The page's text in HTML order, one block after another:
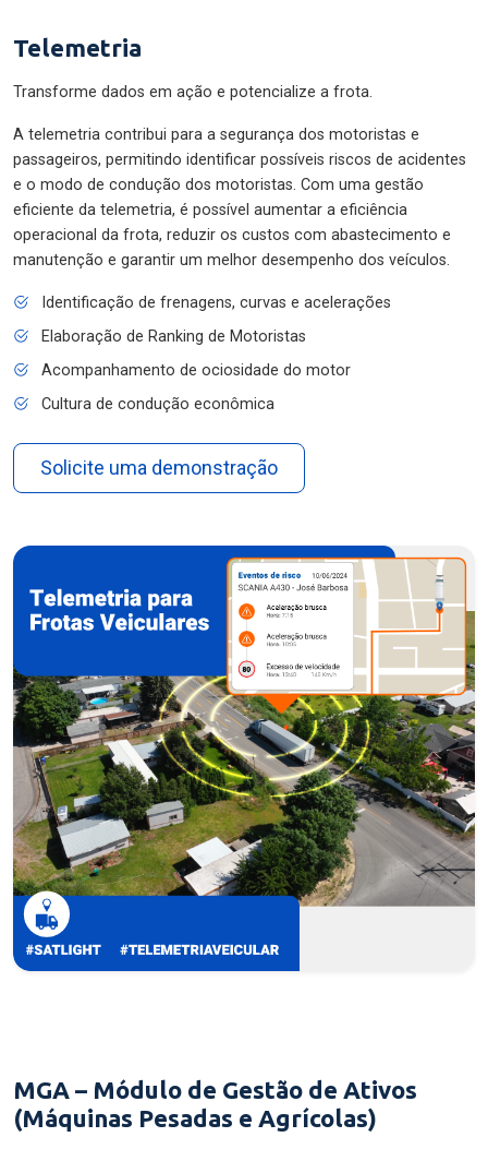
Telemetria
Transforme dados em ação e potencialize a frota.
A telemetria contribui para a segurança dos motoristas e
passageiros, permitindo identificar possíveis riscos de acidentes
e o modo de condução dos motoristas. Com uma gestão
eficiente da telemetria, é possível aumentar a eficiência
operacional da frota, reduzir os custos com abastecimento e
manutenção e garantir um melhor desempenho dos veículos.
Identificação de frenagens, curvas e acelerações
Elaboração de Ranking de Motoristas
Acompanhamento de ociosidade do motor
Cultura de condução econômica
Solicite uma demonstração
MGA – Módulo de Gestão de Ativos
(Máquinas Pesadas e Agrícolas)